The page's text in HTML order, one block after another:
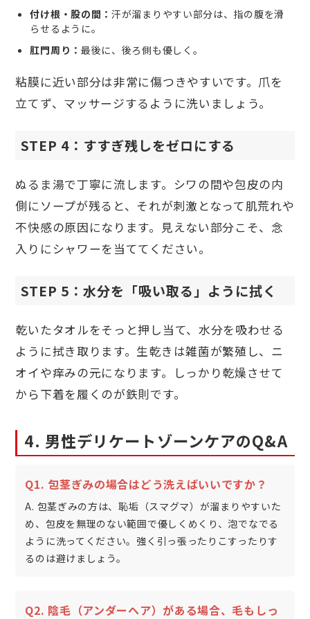
付け根・股の間：汗が溜まりやすい部分は、指の腹を滑
らせるように。
肛門周り： 最後に、後ろ側も優しく。
粘膜に近い部分は非常に傷つきやすいです。爪を
立てず、マッサージするように洗いましょう。
STEP 4：すすぎ残しをゼロにする
ぬるま湯で丁寧に流します。シワの間や包皮の内
側にソープが残ると、それが刺激となって肌荒れや
不快感の原因になります。見えない部分こそ、念
入りにシャワーを当ててください。
STEP 5：水分を「吸い取る」ように拭く
乾いたタオルをそっと押し当て、水分を吸わせる
ように拭き取ります。生乾きは雑菌が繁殖し、ニ
オイや痒みの元になります。しっかり乾燥させて
から下着を履くのが鉄則です。
4. 男性デリケートゾーンケアのQ&A
Q1. 包茎ぎみの場合はどう洗えばいいですか？
A. 包茎ぎみの方は、恥垢（スマグマ）が溜まりやすいた
め、包皮を無理のない範囲で優しくめくり、泡でなでる
ように洗ってください。強く引っ張ったりこすったりす
るのは避けましょう。
Q2. 陰毛（アンダーヘア）がある場合、毛もしっ